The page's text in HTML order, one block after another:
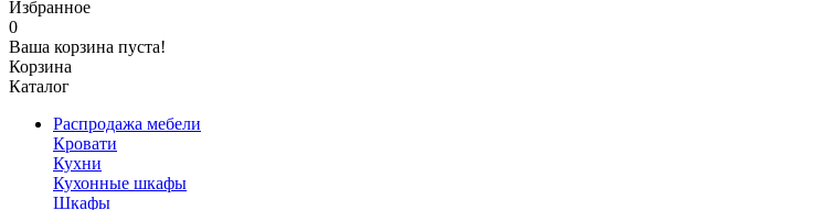
Избранное
0
Ваша корзина пуста!
Корзина
Каталог
Распродажа мебели
Кровати
Кухни
Кухонные шкафы
Шкафы